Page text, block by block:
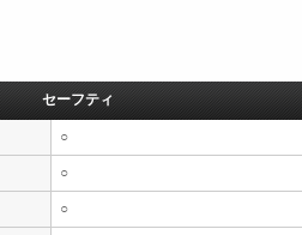
セーフティ
○
○
○